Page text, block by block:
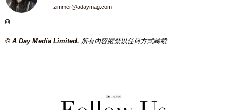
zimmer@adaymag.com
© A Day Media Limited. 所有內容嚴禁以任何方式轉載